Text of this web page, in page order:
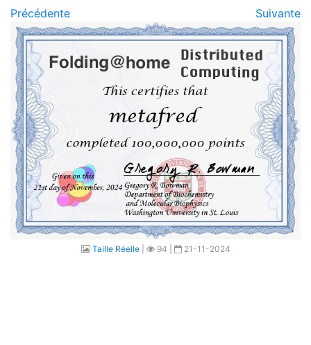
Précédente Suivante
Taille Réelle| 94 | 21-11-2024